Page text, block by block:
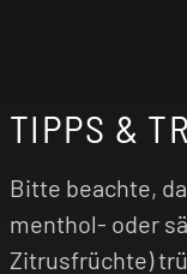
TIPPS &
Bitte beachte,
menthol- oder
Zitrusfrüchte)